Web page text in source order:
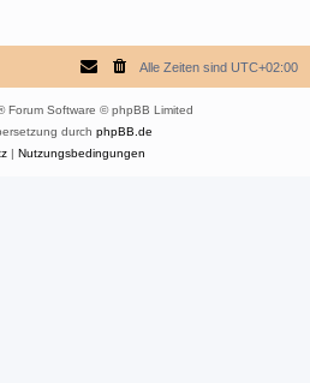
Alle Zeiten sind UTC+02:00
Forum Software © phpBB Limited
durch phpBB.de
| Nutzungsbedingungen